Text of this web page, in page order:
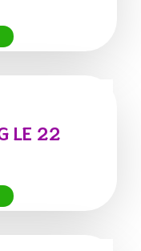
LE 22